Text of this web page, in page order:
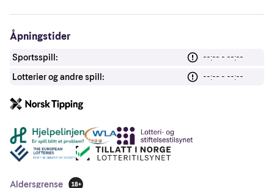
Åpningstider
Sportsspill:
--:-- - --:--
Lotterier og andre spill:
--:-- - --:--
Andre lenker
Aldersgrense